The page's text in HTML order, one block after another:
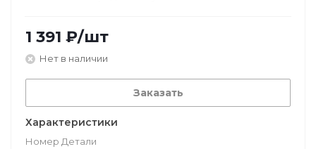
1 391 ₽/шт
Нет в наличии
Заказать
Характеристики
Номер Детали